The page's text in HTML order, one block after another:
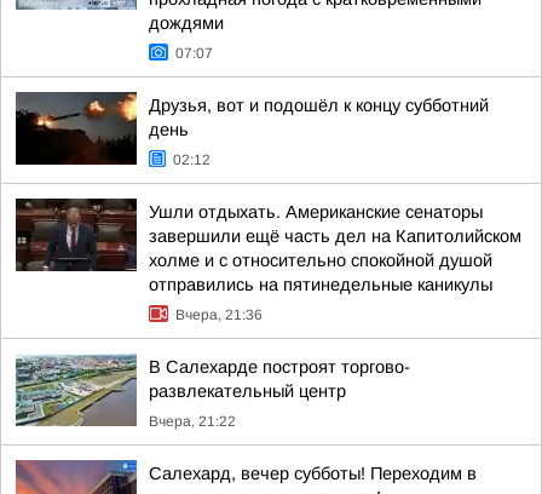
дождями
07:07
Друзья, вот и подошёл к концу субботний
день
02:12
Ушли отдыхать. Американские сенаторы
завершили ещё часть дел на Капитолийском
холме и с относительно спокойной душой
отправились на пятинедельные каникулы
Вчера, 21:36
В Салехарде построят торгово-
развлекательный центр
Вчера, 21:22
Салехард, вечер субботы! Переходим в